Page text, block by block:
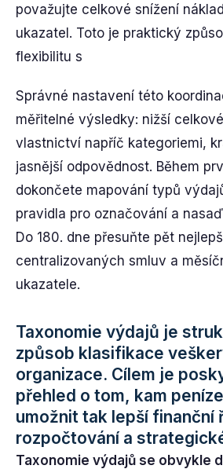
považujte celkové snížení
ukazatel. Toto je praktický
flexibilitu s
Správné nastavení této
měřitelné výsledky: nižší
vlastnictví napříč kategoriemi,
jasnější odpovědnost. Během
dokončete mapování typů
pravidla pro označování a
Do 180. dne přesuňte pět
centralizovaných smluv a
ukazatele.
Taxonomie výdajů je
způsob klasifikace
organizace. Cílem je
přehled o tom, kam
umožnit tak lepší finanční
rozpočtování a
Taxonomie výdajů se obvykle